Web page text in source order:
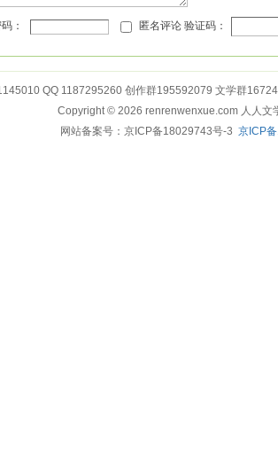
： 匿名评论 验证码：
QQ 1187295260 创作群195592079 文学群
Copyright © 2026 renrenwenxue.com 人人文
网站备案号：京ICP备18029743号-3 京ICP